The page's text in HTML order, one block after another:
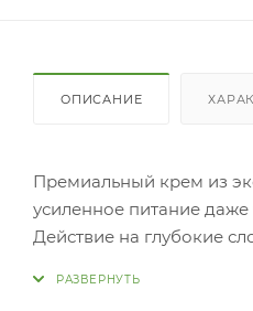
ОПИСАНИЕ
Премиальный крем из
усиленное питание
Действие на глубокие